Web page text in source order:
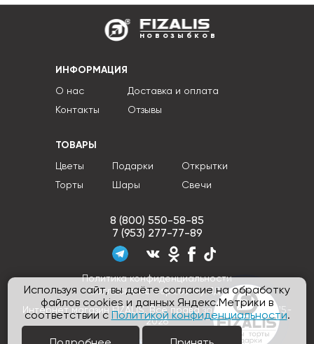
Используя сайт, вы даёте согласие на обработку
файлов cookies и данных Яндекс.Метрики в
соответствии с Политикой конфиденциальности.
новозыбков
ИНФОРМАЦИЯ
О нас
Контакты
Доставка и оплата
Отзывы
ТОВАРЫ
Цветы
Торты
Подарки
Шары
Открытки
Свечи
8 (800) 550-58-85
7 (953) 277-77-89
Политика конфиденциальности
Согласие на обработку ПДн
Интернет магазин FIZALIS, Все права защищены © 2015-
2026